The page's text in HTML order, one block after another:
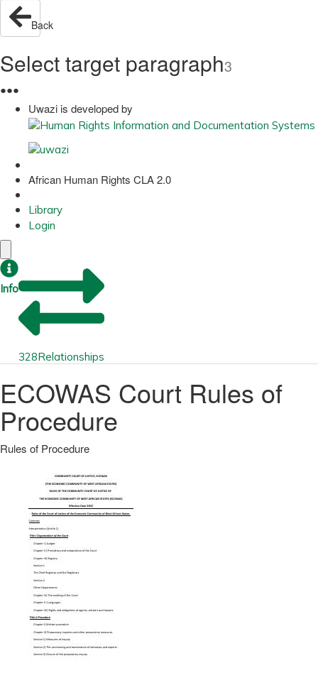
Back
Select target paragraph3
●●●
Uwazi is developed by
African Human Rights CLA 2.0
Library
Login
Info
328Relationships
ECOWAS Court Rules of
Procedure
Rules of Procedure